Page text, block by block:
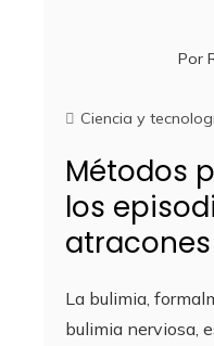
Por
Ciencia y
Métodos
los
La bulimia,
bulimia nerviosa,